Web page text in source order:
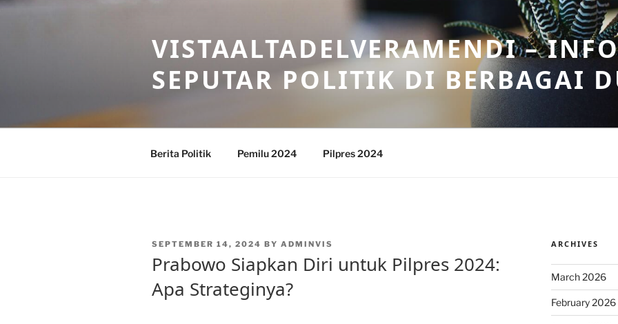
Skip
VISTAALTADELVERAMENDI –
SEPUTAR POLITIK DI BERBAGAI
Berita Politik Pemilu 2024 Pilpres 2024
POSTED
SEPTEMBER 14, 2024 BY ADMINVIS
Prabowo Siapkan Diri untuk Pilpres 2024:
Apa Strateginya?
ARCHIVES
March 2026
February 2026